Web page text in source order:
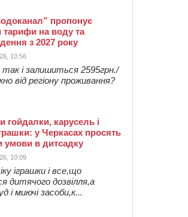
пропонує
тарифи на воду та
з 2027 року
10:56
так і залишиться 2595грн./
від регіону проживання?
гойдалки, карусель і
у Черкасах просять
умови в дитсадку
10:09
іграшки і все,що
дитячого дозвілля,а
і миючі засоби,к...